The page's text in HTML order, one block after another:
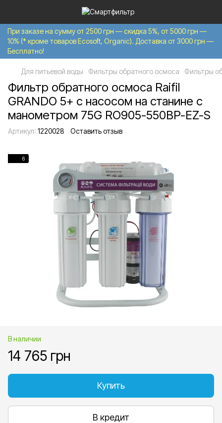
При заказе на сумму от 2500 грн — скидка 5%, от 5000 грн —
10% (* кроме товаров Ecosoft, Organic). Доставка от 3000 грн —
Бесплатно!
Для питьевой воды Фильтры обратного осмоса Фильтры
Фильтр обратного осмоса Raifil
GRANDO 5+ с насосом на станине с
манометром 75G RO905-550BP-EZ-S
Артикул: 1220028 Оставить отзыв
6
В наличии
14 765 грн
Купить
В кредит